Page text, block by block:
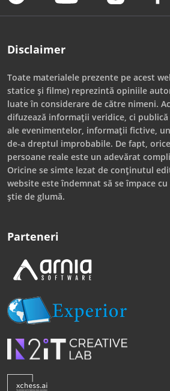
Disclaimer
Toate materialele prezente pe acest
statice și filme) reprezintă opiniile
luate în considerare de către nimeni.
difuzează informații veridice, ci
ale evenimentelor, informații fictive,
de-a dreptul improbabile. De fapt,
persoane reale este un adevărat
Oricine se simte lezat de conținutul
website este îndemnat să se împace
știe de glumă.
Parteneri